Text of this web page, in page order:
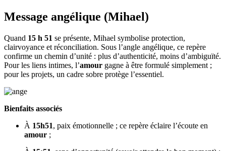
Message angélique (Mihael)
Quand 15 h 51 se présente, Mihael symbolise protection,
clairvoyance et réconciliation. Sous l’angle angélique, ce repère
confirme un chemin d’unité : plus d’authenticité, moins d’ambiguïté.
Pour les liens intimes, l’amour gagne à être formulé simplement ;
pour les projets, un cadre sobre protège l’essentiel.
Bienfaits associés
À 15h51, paix émotionnelle ; ce repère éclaire l’écoute en
amour ;